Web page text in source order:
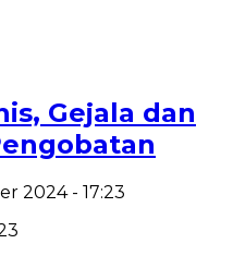
Gejala dan
2024 - 17:23